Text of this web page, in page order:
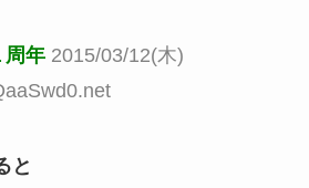
周年 2015/03/12(木)
と